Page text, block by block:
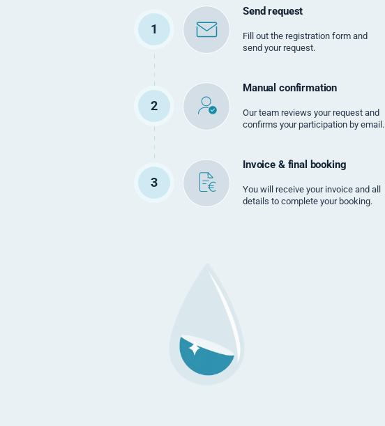
1
Send request
Fill out the registration form and
send your request.
2
Manual confirmation
Our team reviews your request and
confirms your participation by email.
3
Invoice & final booking
You will receive your invoice and all
details to complete your booking.